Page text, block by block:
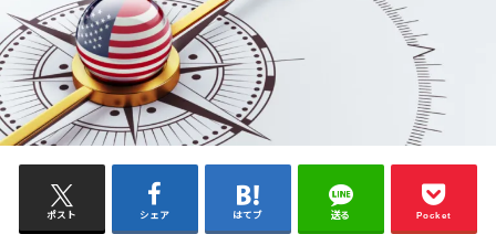
ポスト シェア はてブ 送る Pocket